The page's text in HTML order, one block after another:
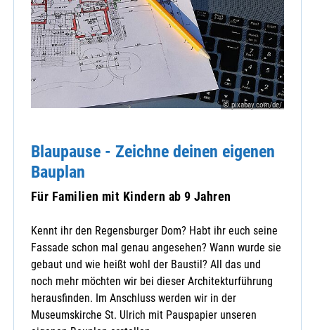
© pixabay.com/de/
Blaupause - Zeichne deinen eigenen
Bauplan
Für Familien mit Kindern ab 9 Jahren
Kennt ihr den Regensburger Dom? Habt ihr euch seine
Fassade schon mal genau angesehen? Wann wurde sie
gebaut und wie heißt wohl der Baustil? All das und
noch mehr möchten wir bei dieser Architekturführung
herausfinden. Im Anschluss werden wir in der
Museumskirche St. Ulrich mit Pauspapier unseren